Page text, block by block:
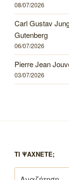
08/07/2026
Carl Gustav
Gutenberg
06/07/2026
Pierre Jean
03/07/2026
ΤΙ ΨΑΧΝΕΤΕ;